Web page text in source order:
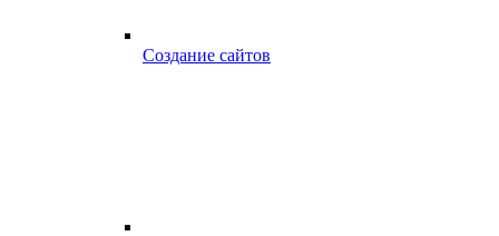
Создание сайтов